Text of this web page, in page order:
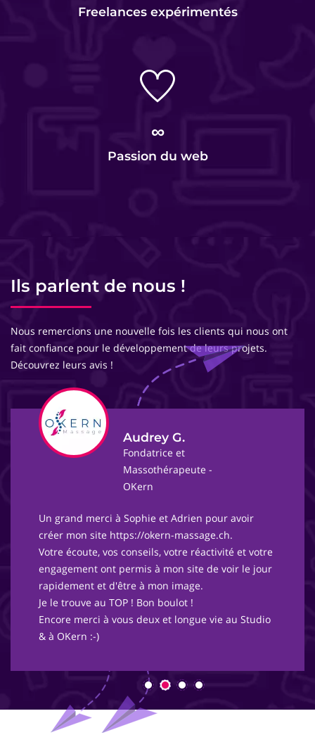
Freelances expérimentés
∞
Passion du web
Ils parlent de nous !
Nous remercions une nouvelle fois les clients qui nous ont
fait confiance pour le développement de leurs projets.
Découvrez leurs avis !
Audrey G.
Fondatrice et
Massothérapeute -
OKern
Un grand merci à Sophie et Adrien pour avoir
créer mon site https://okern-massage.ch.
Votre écoute, vos conseils, votre réactivité et votre
engagement ont permis à mon site de voir le jour
rapidement et d'être à mon image.
Je le trouve au TOP ! Bon boulot !
Encore merci à vous deux et longue vie au Studio
& à OKern :-)